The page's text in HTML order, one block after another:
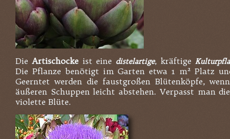
DieArtischocke ist eine distelartige, kräftige
Die Pflanze benötigt im Garten etwa 1 m² Platz
Geerntet werden die faustgroßen Blütenköpfe,
äußeren Schuppen leicht abstehen. Verpasst man
violette Blüte.